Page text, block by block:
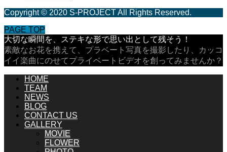
Copyright © 2020 S-PROJECT All Rights Reserved.
PAGE TOP
大切な瞬間を、ステキな形で思い出として残そう！
素敵なお花を携えて、プラベート写真を撮影したり、カッコ
イイ楽曲にのせてプライベートビデオを創ってみませんか？
HOME
TEAM
NEWS
BLOG
CONTACT US
GALLERY
MOVIE
FLOWER